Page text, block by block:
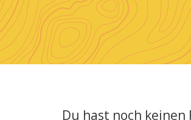
Du hast noch